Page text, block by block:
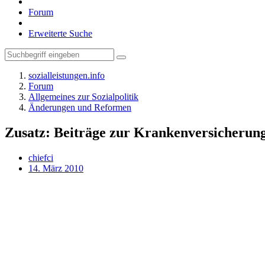
Forum
Erweiterte Suche
sozialleistungen.info
Forum
Allgemeines zur Sozialpolitik
Änderungen und Reformen
Zusatz: Beiträge zur
chiefci
14. März 2010